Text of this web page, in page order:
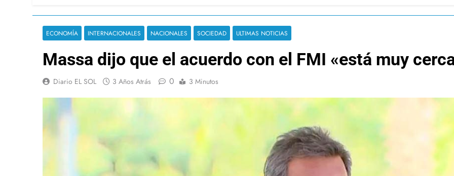
ECONOMÍA INTERNACIONALES NACIONALES SOCIEDAD ULTIMAS NOTICIAS
Massa dijo que el acuerdo con el FMI «está muy
Diario EL SOL 3 Años Atrás 0 3 Minutos